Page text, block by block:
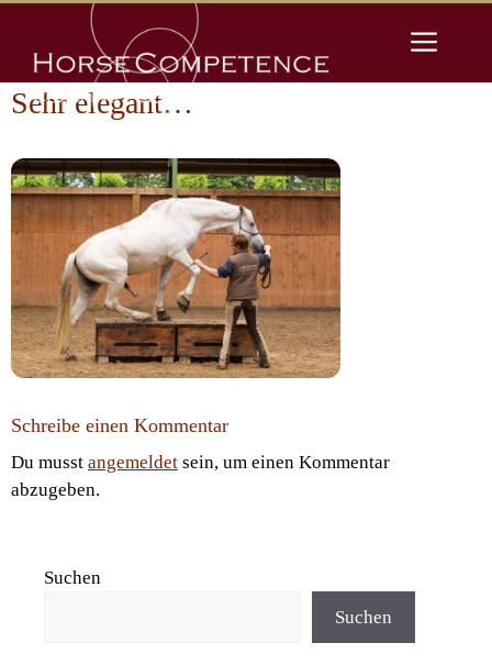
springen
Sehr elegant…
Schreibe einen Kommentar
Du musst angemeldet sein, um einen Kommentar
abzugeben.
Suchen
Suchen